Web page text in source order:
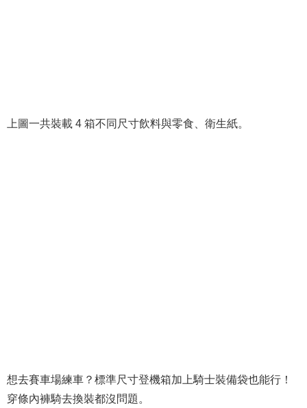
上圖一共裝載 4 箱不同尺寸飲料與零食、衛生紙。
想去賽車場練車？標準尺寸登機箱加上騎士裝備袋也能行！
穿條內褲騎去換裝都沒問題。